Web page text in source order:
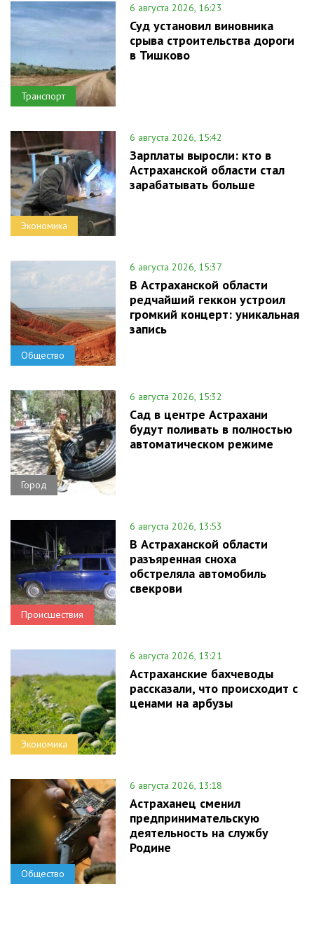
Транспорт
6 августа 2026, 16:23
Суд установил виновника
срыва строительства дороги
в Тишково
Экономика
6 августа 2026, 15:42
Зарплаты выросли: кто в
Астраханской области стал
зарабатывать больше
Общество
6 августа 2026, 15:37
В Астраханской области
редчайший геккон устроил
громкий концерт: уникальная
запись
Город
6 августа 2026, 15:32
Сад в центре Астрахани
будут поливать в полностью
автоматическом режиме
Происшествия
6 августа 2026, 13:53
В Астраханской области
разъяренная сноха
обстреляла автомобиль
свекрови
Экономика
6 августа 2026, 13:21
Астраханские бахчеводы
рассказали, что происходит с
ценами на арбузы
Общество
6 августа 2026, 13:18
Астраханец сменил
предпринимательскую
деятельность на службу
Родине